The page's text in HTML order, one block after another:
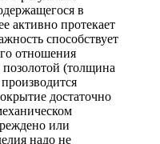
в
активно протекает
способствует
отношения
позолотой (толщина
достаточно
или
надо не